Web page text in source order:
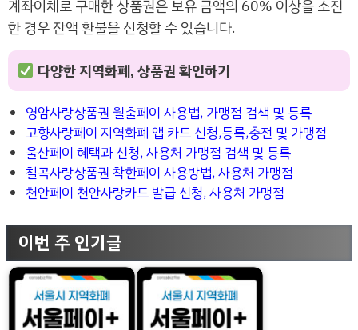
계좌이체로 구매한 상품권은 보유 금액의 60% 이상을 소진
한 경우 잔액 환불을 신청할 수 있습니다.
다양한 지역화폐, 상품권 확인하기
영암사랑상품권 월출페이 사용법, 가맹점 검색 및 등록
고향사랑페이 지역화폐 앱 카드 신청,등록,충전 및 가맹점
울산페이 혜택과 신청, 사용처 가맹점 검색 및 등록
칠곡사랑상품권 착한페이 사용방법, 사용처 가맹점
천안페이 천안사랑카드 발급 신청, 사용처 가맹점
이번 주 인기글